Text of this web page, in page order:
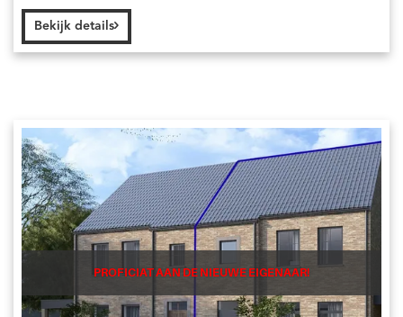
Bekijk details
PROFICIAT AAN DE NIEUWE EIGENAAR!